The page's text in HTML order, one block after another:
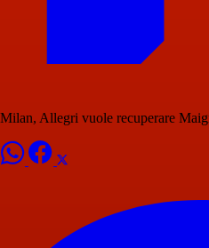
Milan, Allegri vuole recuperare